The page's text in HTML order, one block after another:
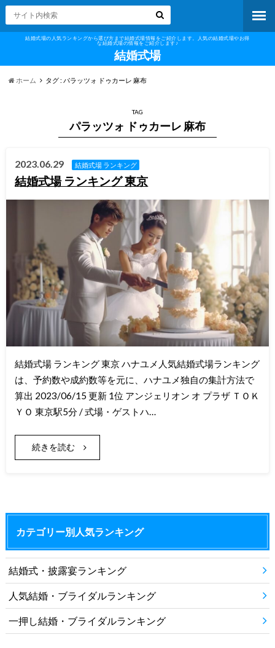
結婚式場の人気ランキングから選び方まで結婚式場情報をご紹介します。人気の結婚式場やお得
な結婚式場の情報をご紹介します♪
結婚式場
ホーム タグ : パラッツォ ドゥカーレ 麻布
TAG
パラッツォ ドゥカーレ 麻布
2023.06.29 結婚式場 ランキング
結婚式場 ランキング 東京
結婚式場 ランキング 東京 ハナユメ人気結婚式場ランキング
は、予約数や成約数等を元に、ハナユメ独自の集計方法で
算出 2023/06/15 更新 1位 アンジェリオン オ プラザ ＴＯＫ
ＹＯ 東京駅5分 / 式場・ゲストハ…
続きを読む
カテゴリー別人気ランキング
結婚式・披露宴ランキング
人気結婚・ブライダルランキング
一押し結婚・ブライダルランキング